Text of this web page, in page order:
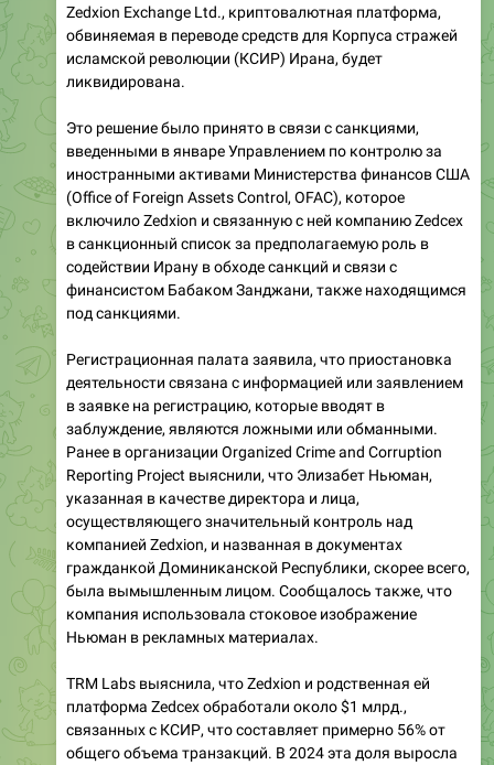
Zedxion Exchange Ltd., криптовалютная платформа,
обвиняемая в переводе средств для Корпуса стражей
исламской революции (КСИР) Ирана, будет
ликвидирована.
Это решение было принято в связи с санкциями,
введенными в январе Управлением по контролю за
иностранными активами Министерства финансов США
(Office of Foreign Assets Control, OFAC), которое
включило Zedxion и связанную с ней компанию Zedcex
в санкционный список за предполагаемую роль в
содействии Ирану в обходе санкций и связи с
финансистом Бабаком Занджани, также находящимся
под санкциями.
Регистрационная палата заявила, что приостановка
деятельности связана с информацией или заявлением
в заявке на регистрацию, которые вводят в
заблуждение, являются ложными или обманными.
Ранее в организации Organized Crime and Corruption
Reporting Project выяснили, что Элизабет Ньюман,
указанная в качестве директора и лица,
осуществляющего значительный контроль над
компанией Zedxion, и названная в документах
гражданкой Доминиканской Республики, скорее всего,
была вымышленным лицом. Сообщалось также, что
компания использовала стоковое изображение
Ньюман в рекламных материалах.
TRM Labs выяснила, что Zedxion и родственная ей
платформа Zedcex обработали около $1 млрд.,
связанных с КСИР, что составляет примерно 56% от
общего объема транзакций. В 2024 эта доля выросла